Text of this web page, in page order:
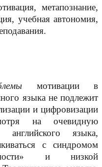
метапознание,
учебная автономия,
мотивации в
языка не подлежит
и цифровизации
на очевидную
английского языка,
с синдромом
и низкой